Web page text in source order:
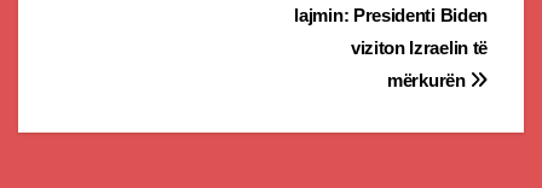
lajmin: Presidenti Biden
viziton Izraelin të
mërkurën